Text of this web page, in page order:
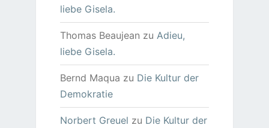
liebe Gisela.
Thomas Beaujean zu Adieu,
liebe Gisela.
Bernd Maqua zu Die Kultur der
Demokratie
Norbert Greuel zu Die Kultur der